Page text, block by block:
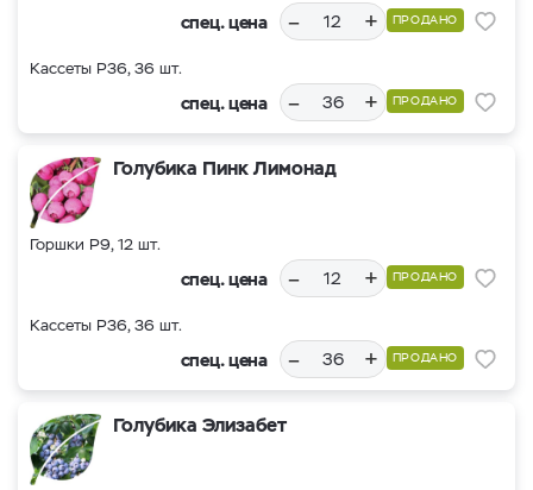
спец. цена – + ПРОДАНО
Кассеты Р36, 36 шт.
спец. цена – + ПРОДАНО
Голубика Пинк Лимонад
Горшки Р9, 12 шт.
спец. цена – + ПРОДАНО
Кассеты Р36, 36 шт.
спец. цена – + ПРОДАНО
Голубика Элизабет